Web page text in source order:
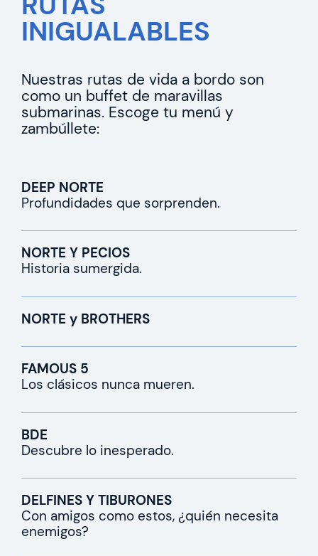
INIGUALABLES
Nuestras rutas de vida a bordo son
como un buffet de maravillas
submarinas. Escoge tu menú y
zambúllete:
DEEP NORTE
Profundidades que sorprenden.
NORTE Y PECIOS
Historia sumergida.
NORTE y BROTHERS
FAMOUS 5
Los clásicos nunca mueren.
BDE
Descubre lo inesperado.
DELFINES Y TIBURONES
Con amigos como estos, ¿quién necesita
enemigos?